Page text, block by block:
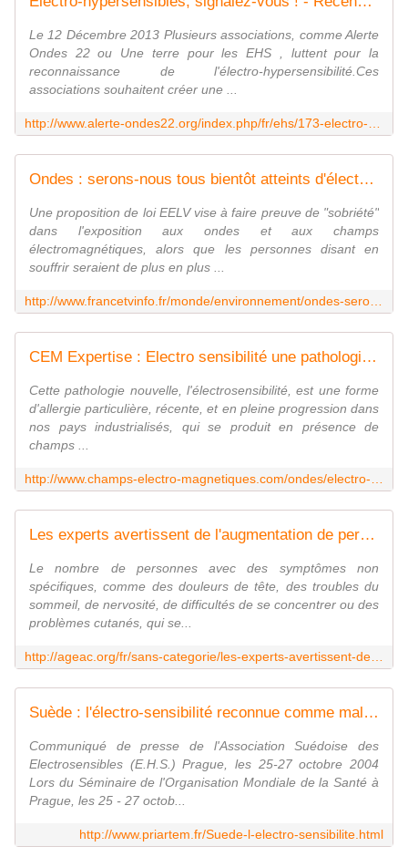
Le 12 Décembre 2013 Plusieurs associations, comme Alerte
Ondes 22 ou Une terre pour les EHS , luttent pour la
reconnaissance de l'électro-hypersensibilité.Ces
associations souhaitent créer une ...
Ondes : serons-nous tous bientôt atteints d'électrosensibilité ?
Une proposition de loi EELV vise à faire preuve de "sobriété"
dans l'exposition aux ondes et aux champs
électromagnétiques, alors que les personnes disant en
souffrir seraient de plus en plus ...
CEM Expertise : Electro sensibilité une pathologie nouvelle en constante progression
Cette pathologie nouvelle, l'électrosensibilité, est une forme
d'allergie particulière, récente, et en pleine progression dans
nos pays industrialisés, qui se produit en présence de
champs ...
Les experts avertissent de l'augmentation de personnes Electro-hypersensibles
Le nombre de personnes avec des symptômes non
spécifiques, comme des douleurs de tête, des troubles du
sommeil, de nervosité, de difficultés de se concentrer ou des
problèmes cutanés, qui se...
Suède : l'électro-sensibilité reconnue comme maladie - PRIARTEM
Communiqué de presse de l'Association Suédoise des
Electrosensibles (E.H.S.) Prague, les 25-27 octobre 2004
Lors du Séminaire de l'Organisation Mondiale de la Santé à
Prague, les 25 - 27 octob...
http://www.priartem.fr/Suede-l-electro-sensibilite.html